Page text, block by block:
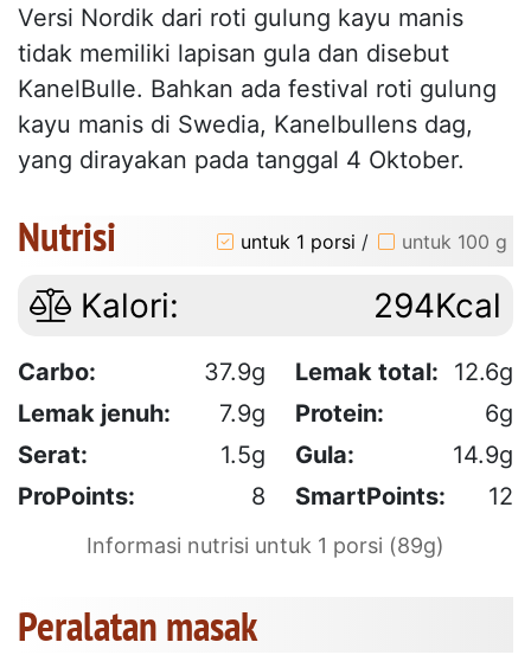
Versi Nordik dari roti gulung kayu manis
tidak memiliki lapisan gula dan disebut
KanelBulle. Bahkan ada festival roti gulung
kayu manis di Swedia, Kanelbullens dag,
yang dirayakan pada tanggal 4 Oktober.
Nutrisi untuk 1 porsi / untuk 100 g
Kalori: 294Kcal
Carbo: 37.9g Lemak total:
12.6g
Lemak jenuh:
7.9g Protein:
6g
Serat:
1.5g Gula:
14.9g
ProPoints:
8 SmartPoints: 12
Informasi nutrisi untuk 1 porsi (89g)
Peralatan masak